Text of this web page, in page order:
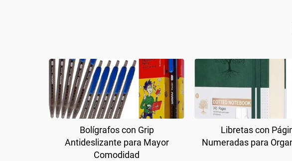
Bolígrafos con Grip
Antideslizante para Mayor
Comodidad
Libretas con
Numeradas para